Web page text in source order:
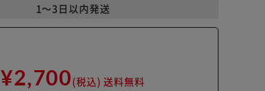
1～3日以内発送
¥2,700(税込) 送料無料